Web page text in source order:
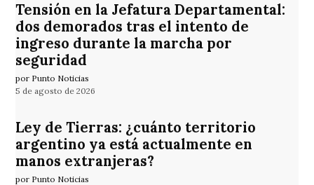
Tensión en la Jefatura Departamental:
dos demorados tras el intento de
ingreso durante la marcha por
seguridad
por Punto Noticias
5 de agosto de 2026
Ley de Tierras: ¿cuánto territorio
argentino ya está actualmente en
manos extranjeras?
por Punto Noticias